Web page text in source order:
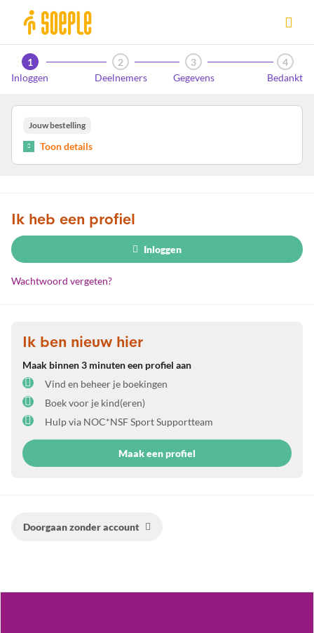
Ga naar de homepage van Sittard-Geleen
1
Inloggen
2
Deelnemers
3
Gegevens
4
Bedankt
Jouw bestelling
Toon details
Ik heb een profiel
Inloggen
Wachtwoord vergeten?
Ik ben nieuw hier
Maak binnen 3 minuten een profiel aan
Vind en beheer je boekingen
Boek voor je kind(eren)
Hulp via NOC*NSF Sport Supportteam
Maak een profiel
Doorgaan zonder account